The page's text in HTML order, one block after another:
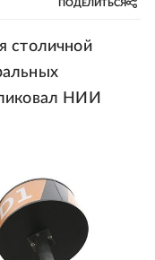
ПОДЕЛИТЬСЯ
столичной
НИИ